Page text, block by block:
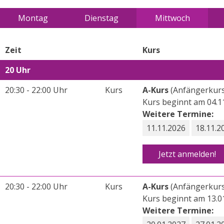
Montag Dienstag Mittwoch
Zeit
Kurs
20 Uhr
20:30 - 22:00 Uhr
Kurs A-Kurs
Kurs beginnt am
Weitere Termine:
11.11.2026
Jetzt anmelden!
20:30 - 22:00 Uhr Kurs A-Kurs
Kurs beginnt am
Weitere Termine: